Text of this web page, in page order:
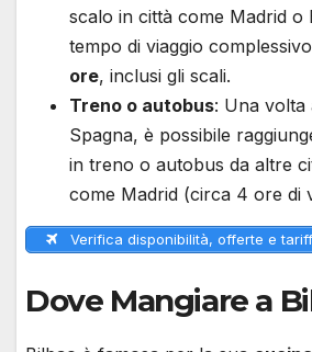
scalo in città come Madrid o
tempo di viaggio
ore, inclusi gli scali.
Treno o autobus: Una volta
Spagna, è possibile
in treno o autobus da altre
come Madrid (circa 4 ore di
Verifica disponibilità, offerte e
Dove Mangiare a